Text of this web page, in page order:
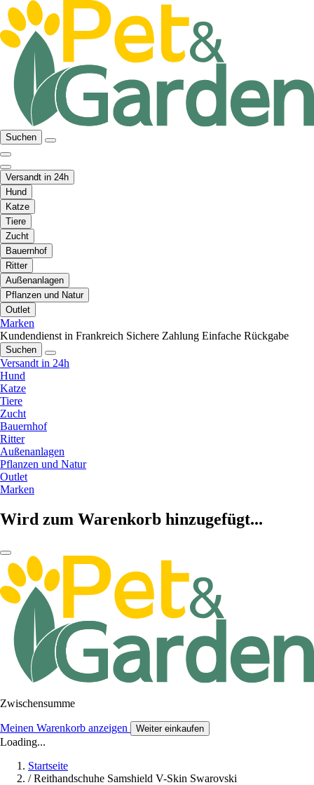
Suchen
Versandt in 24h
Hund
Katze
Tiere
Zucht
Bauernhof
Ritter
Außenanlagen
Pflanzen und Natur
Outlet
Marken
Kundendienst in Frankreich Sichere Zahlung Einfache Rückgabe
Suchen
Versandt in 24h
Hund
Katze
Tiere
Zucht
Bauernhof
Ritter
Außenanlagen
Pflanzen und Natur
Outlet
Marken
Wird zum Warenkorb hinzugefügt...
Zwischensumme
Meinen Warenkorb anzeigen Weiter einkaufen
Loading...
Startseite
/ Reithandschuhe Samshield V-Skin Swarovski